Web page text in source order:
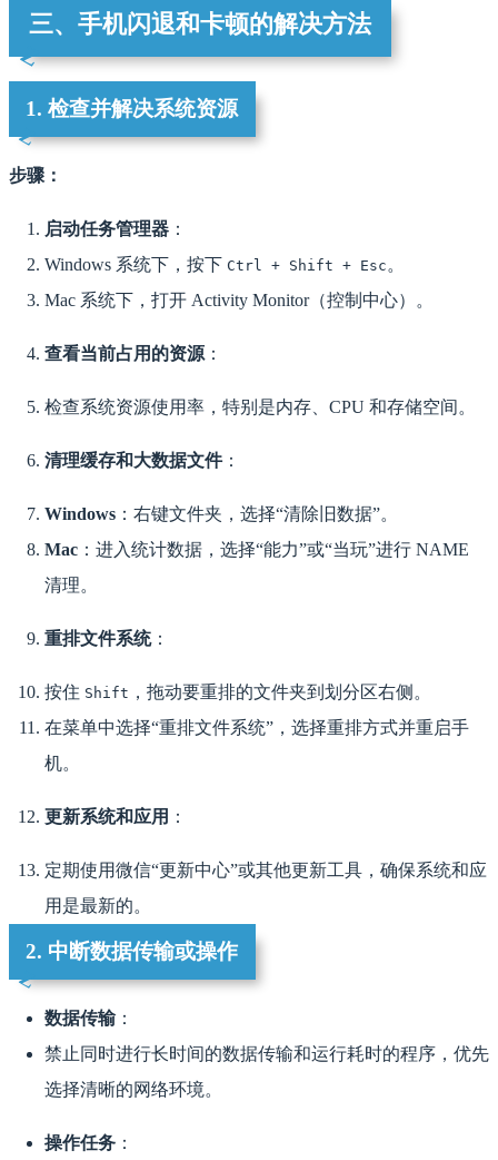
三、手机闪退和卡顿的解决方法
1. 检查并解决系统资源
步骤：
启动任务管理器 ：
Windows 系统下，按下 Ctrl + Shift + Esc 。
Mac 系统下，打开 Activity Monitor（控制中心）。
查看当前占用的资源 ：
检查系统资源使用率，特别是内存、CPU 和存储空间。
清理缓存和大数据文件：
Windows ：右键文件夹，选择“清除旧数据”。
Mac ：进入统计数据，选择“能力”或“当玩”进行 NAME
清理。
重排文件系统：
按住 Shift ，拖动要重排的文件夹到划分区右侧。
在菜单中选择“重排文件系统”，选择重排方式并重启手
机。
更新系统和应用 ：
定期使用微信“更新中心”或其他更新工具，确保系统和应
用是最新的。
2. 中断数据传输或操作
数据传输：
禁止同时进行长时间的数据传输和运行耗时的程序，优先
选择清晰的网络环境。
操作任务 ：